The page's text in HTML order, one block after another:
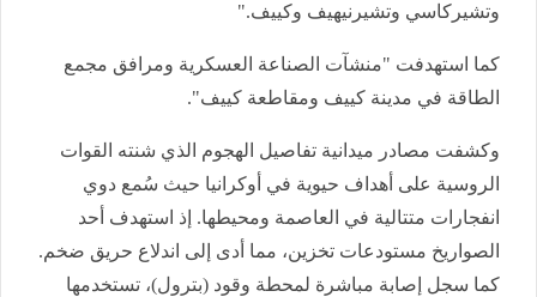
وتشيركاسي وتشيرنيهيف وكييف."
كما استهدفت "منشآت الصناعة العسكرية ومرافق مجمع
الطاقة في مدينة كييف ومقاطعة كييف".
وكشفت مصادر ميدانية تفاصيل الهجوم الذي شنته القوات
الروسية على أهداف حيوية في أوكرانيا حيث سُمع دوي
انفجارات متتالية في العاصمة ومحيطها. إذ استهدف أحد
الصواريخ مستودعات تخزين، مما أدى إلى اندلاع حريق ضخم.
كما سجل إصابة مباشرة لمحطة وقود (بترول)، تستخدمها